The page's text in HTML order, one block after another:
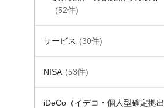
(52件)
サービス (30件)
NISA (53件)
iDeCo（イデコ・個人型確定拠出